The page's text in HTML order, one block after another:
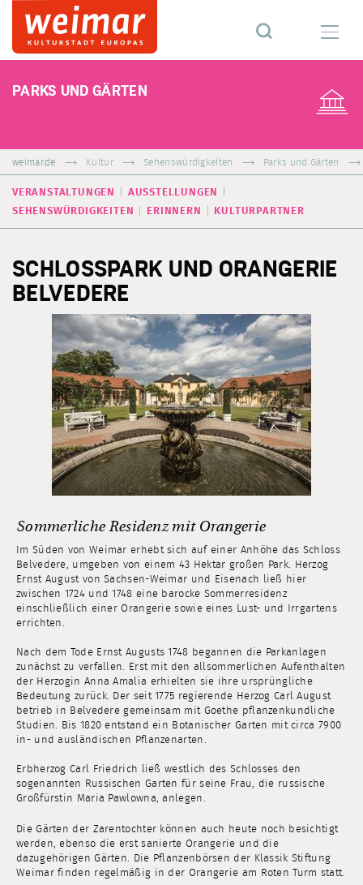
PARKS UND GÄRTEN
weimar.de Kultur Sehenswürdigkeiten Parks und Gärten
VERANSTALTUNGEN
AUSSTELLUNGEN
SEHENSWÜRDIGKEITEN
ERINNERN KULTURPARTNER
SCHLOSSPARK UND ORANGERIE
BELVEDERE
Sommerliche Residenz mit Orangerie
Im Süden von Weimar erhebt sich auf einer Anhöhe das Schloss
Belvedere, umgeben von einem 43 Hektar großen Park. Herzog
Ernst August von Sachsen-Weimar und Eisenach ließ hier
zwischen 1724 und 1748 eine barocke Sommerresidenz
einschließlich einer Orangerie sowie eines Lust- und Irrgartens
errichten.
Nach dem Tode Ernst Augusts 1748 begannen die Parkanlagen
zunächst zu verfallen. Erst mit den allsommerlichen Aufenthalten
der Herzogin Anna Amalia erhielten sie ihre ursprüngliche
Bedeutung zurück. Der seit 1775 regierende Herzog Carl August
betrieb in Belvedere gemeinsam mit Goethe pflanzenkundliche
Studien. Bis 1820 entstand ein Botanischer Garten mit circa 7900
in- und ausländischen Pflanzenarten.
Erbherzog Carl Friedrich ließ westlich des Schlosses den
sogenannten Russischen Garten für seine Frau, die russische
Großfürstin Maria Pawlowna, anlegen.
Die Gärten der Zarentochter können auch heute noch besichtigt
werden, ebenso die erst sanierte Orangerie und die
dazugehörigen Gärten. Die Pflanzenbörsen der Klassik Stiftung
Weimar finden regelmäßig in der Orangerie am Roten Turm statt.